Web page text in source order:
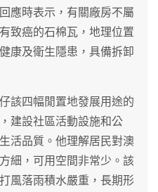
應時表示，有關廠房不屬
致癌的石棉瓦，地理位置
康及衛生隱患，具備拆卸
該四幅閒置地發展用途的
建設社區活動設施和公
活品質。他理解居民對澳
細，可用空間非常少。該
風落雨積水嚴重，長期形